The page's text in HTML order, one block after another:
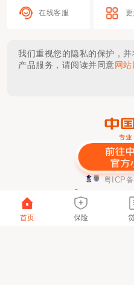
在线客服 更
我们重视您的隐私的保护，
产品服务，请阅读并同意网
金融许
粤ICP
该网
本网站仅提供链接服
首页 保险